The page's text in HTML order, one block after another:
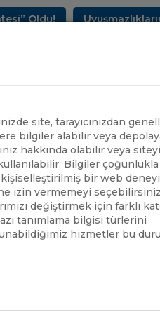
Uyuşmazlıkların
UND YAYINLARI
YAĞLAYICILAR VE TÜTÜN
VE
site, tarayıcınızdan
bilgiler alabilir veya
hakkında olabilir veya siteyi
Bilgiler
bir web
izin vermemeyi
değiştirmek için farklı
tanımlama bilgisi türlerini
hizmetler bu